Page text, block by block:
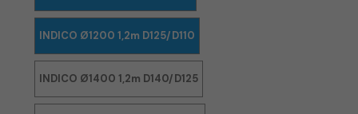
INDICO Ø1200 1,2m D125/D110
INDICO Ø1400 1,2m D140/D125